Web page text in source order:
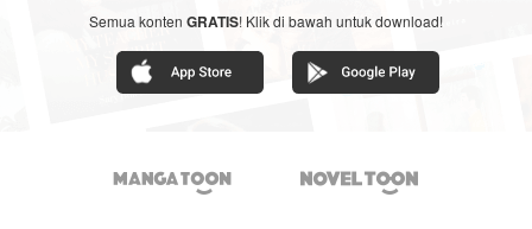
Semua konten GRATIS! Klik di bawah untuk download!
 